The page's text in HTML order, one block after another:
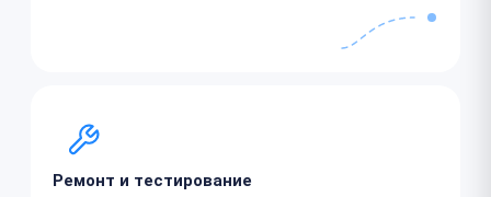
Ремонт и тестирование